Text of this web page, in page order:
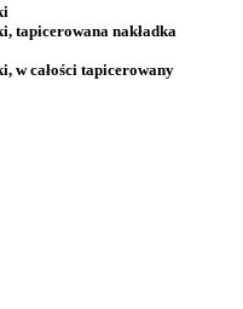
tapicerowana nakładka
w całości tapicerowany